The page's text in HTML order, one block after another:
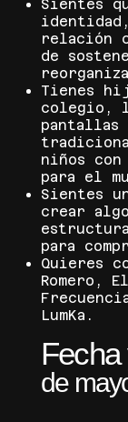
Sientes
relación
de
Tienes
colegio,
pantallas
niños
para el
Sientes
crear
para
Quieres
Romero,
LumKa.
de